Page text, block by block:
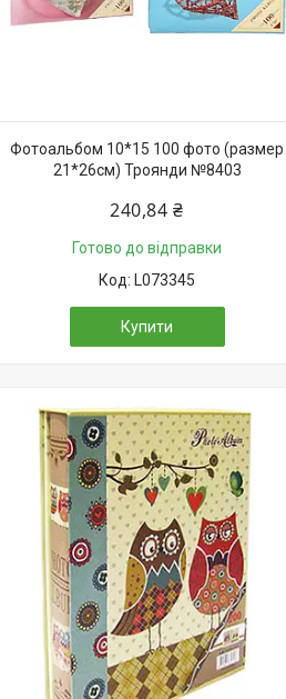
Фотоальбом 10*15 100 фото (размер
21*26см) Троянди №8403
240,84 ₴
Готово до відправки
L073345
Купити